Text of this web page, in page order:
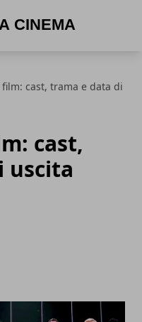
cast, trama e data di
cast,
uscita